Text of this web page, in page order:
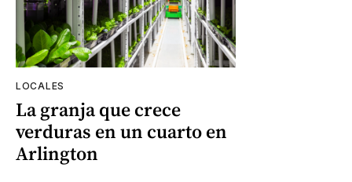
LOCALES
La granja que crece
verduras en un cuarto en
Arlington